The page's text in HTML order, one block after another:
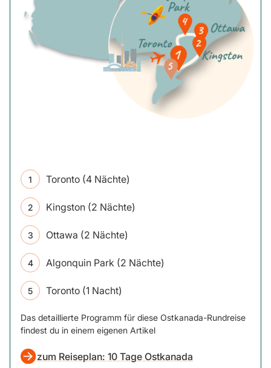
Toronto (4 Nächte)
Kingston (2 Nächte)
Ottawa (2 Nächte)
Algonquin Park (2 Nächte)
Toronto (1 Nacht)
Das detaillierte Programm für diese Ostkanada-Rundreise
findest du in einem eigenen Artikel
zum Reiseplan: 10 Tage Ostkanada